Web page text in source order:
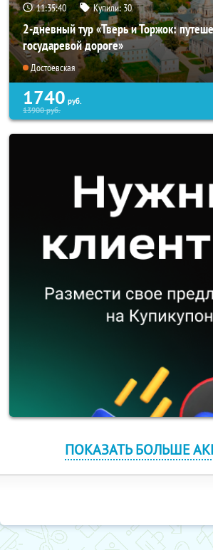
11:35:38 Купили:30
2-дневный тур «Тверь и Торжок:
государевой дороге»
Достоевская
1740 руб.
13900руб.
ПОКАЗАТЬ БОЛЬШЕ